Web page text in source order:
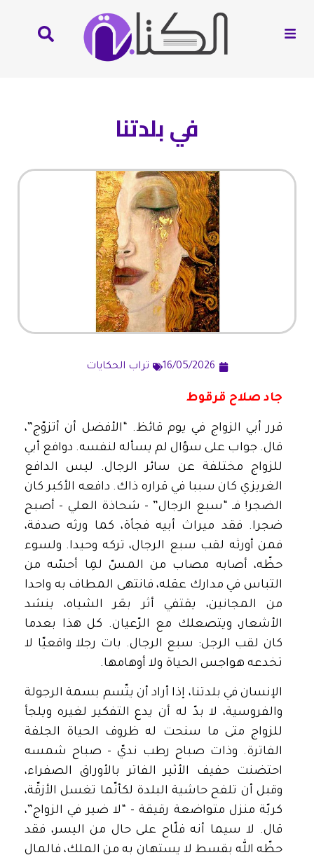
في بلدتنا
16/05/2026 تراب الحكايات
جاد صلاح قرقوط
قرر أبي الزواج في يوم قائظ. “الأفضل أن أتزوّج”،
قال. جواب على سؤال لم يسأله لنفسه. دوافع أبي
للزواج مختلفة عن سائر الرجال. ليس الدافع
الغريزي كان سببا في قراره ذاك. دافعه الأكبر كان
الضجر! فـ “سبع الرجال” – شحاذة العلي – أصبح
ضجرا. فقد ميراث أبيه فجأة، كما ورثه صدفة،
فمن أورثه لقب سبع الرجال، تركه وحيدا. ولسوء
حظّه، أصابه مصاب من المسّ لمِا أحسّه من
التباس في مدارك عقله، فانتهى المطاف به واحدا
من المجانين، يقتفي أثر بعَر الشياه، ينشد
الأشعار، ويتصعلك مع الرّعيان. كل هذا بعدما
كان لقب الرجل: سبع الرجال. بات رجلا واقعيّا لا
تخدعه هواجس الحياة ولا أوهامها.
الإنسان في بلدتنا، إذا أراد أن يتّسم بسمة الرجولة
والفروسية، لا بدّ له أن يدع التفكير لغيره ويلجأ
للزواج متى ما سنحت له ظروف الحياة الجلفة
الفاترة. وذات صباح رطب نديّ – صباح شمسه
احتضنت حفيف الأثير الفاتر بالأوراق الصفراء،
وقبل أن تلفح حاشية البلدة لكأنّما تغسل الأزقّة،
كربّة منزل متواضعة رقيقة – “لا ضير في الزواج”،
قال. لا سيما أنه فلّاح على حال من اليسر، فقد
حظّه الله بقسط لا يستهان به من الملك، فالمال